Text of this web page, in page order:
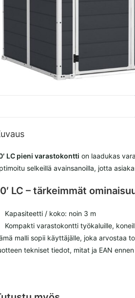
LC pieni varastokontti on laadukas
selkeillä avainsanoilla, jotta
LC – tärkeimmät
Kapasiteetti / koko: noin 3 m
Kompakti varastokontti työkaluille,
malli sopii käyttäjälle, joka arvostaa
tekniset tiedot, mitat ja EAN